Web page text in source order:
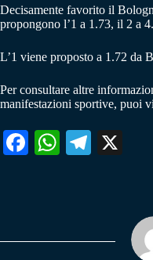
Decisamente favorito il
propongono l’1 a 1.73, il 2 a
L’1 viene proposto a 1.72 da
Per consultare altre
manifestazioni sportive, puoi
Fa W
pp
Te
m